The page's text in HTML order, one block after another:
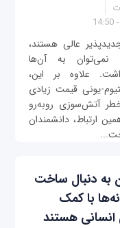
عالی هستند،
نمی‌توان به آن‌ها
علاوه بر این،
یونی قیمت زیادی
آتش‌سوزی روبه‌رو
ارتباط، دانشمندان
به دنبال ساخت
با کمک
هستند